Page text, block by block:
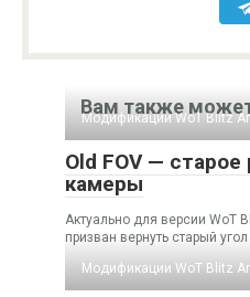
Вам также
Модификации WoT Blitz
Old FOV —
камеры
Актуально для версии WoT
призван вернуть старый
Модификации WoT Blitz